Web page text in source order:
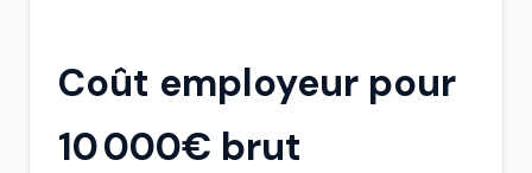
Coût employeur pour
10 000€ brut